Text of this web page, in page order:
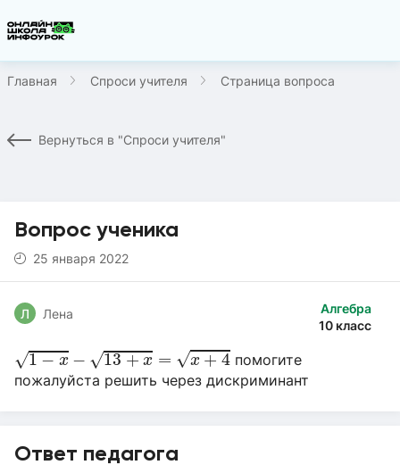
Главная Спроси учителя Страница вопроса
Вернуться в "Спроси учителя"
Вопрос ученика
25 января 2022
Алгебра
10 класс
Л Лена
√1− x − √13+ x = √x + 4
−x−13 =x+4
помогите
пожалуйста решить через дискриминант
Ответ педагога